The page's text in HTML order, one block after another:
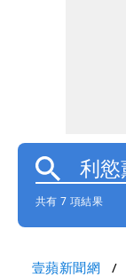
共有 7 項結果
壹蘋新聞網